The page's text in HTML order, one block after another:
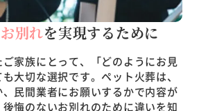
別れを実現するために
家族にとって、「どのようにお見
大切な選択です。ペット火葬は、
民間業者にお願いするかで内容が
悔のないお別れのために違いを知